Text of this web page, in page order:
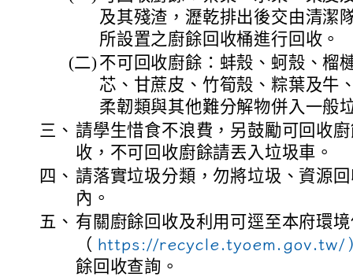
及其殘渣，瀝乾排出後交由清潔
所設置之廚餘回收桶進行回收。
(二) 不可回收廚餘：蚌殼、蚵殼、榴
芯、甘蔗皮、竹筍殼、粽葉及牛
柔韌類與其他難分解物併入一般
三、 請學生惜食不浪費，另鼓勵可回收
收，不可回收廚餘請丟入垃圾車。
四、 請落實垃圾分類，勿將垃圾、資源
內。
五、 有關廚餘回收及利用可逕至本府環
（ https://recycle.tyoem.gov.tw/
餘回收查詢。